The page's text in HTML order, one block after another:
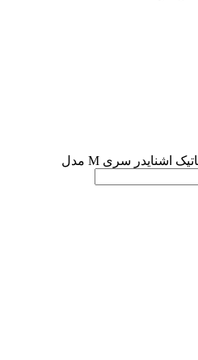
کلید هوشمند هشت پل ترموستاتیک اشنایدر سری M مدل